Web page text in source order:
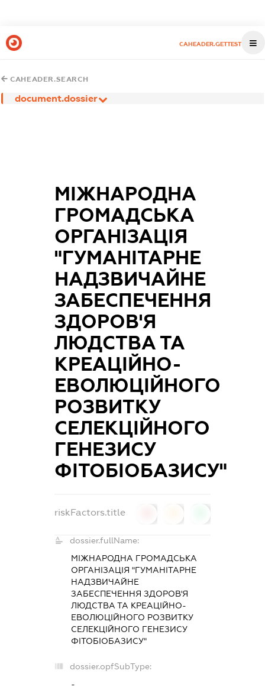
CAHEADER.GETTEST
CAHEADER.SEARCH
document.dossier
МІЖНАРОДНА
ГРОМАДСЬКА
ОРГАНІЗАЦІЯ
"ГУМАНІТАРНЕ
НАДЗВИЧАЙНЕ
ЗАБЕСПЕЧЕННЯ
ЗДОРОВ'Я
ЛЮДСТВА ТА
КРЕАЦІЙНО-
ЕВОЛЮЦІЙНОГО
РОЗВИТКУ
СЕЛЕКЦІЙНОГО
ГЕНЕЗИСУ
ФІТОБІОБАЗИСУ"
riskFactors.title
dossier.fullName:
МІЖНАРОДНА ГРОМАДСЬКА
ОРГАНІЗАЦІЯ "ГУМАНІТАРНЕ
НАДЗВИЧАЙНЕ
ЗАБЕСПЕЧЕННЯ ЗДОРОВ'Я
ЛЮДСТВА ТА КРЕАЦІЙНО-
ЕВОЛЮЦІЙНОГО РОЗВИТКУ
СЕЛЕКЦІЙНОГО ГЕНЕЗИСУ
ФІТОБІОБАЗИСУ"
dossier.opfSubType:
-